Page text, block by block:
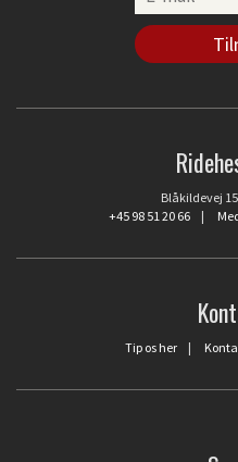
Blåkildevej
+45 98 51 20 66|
Tip os her |